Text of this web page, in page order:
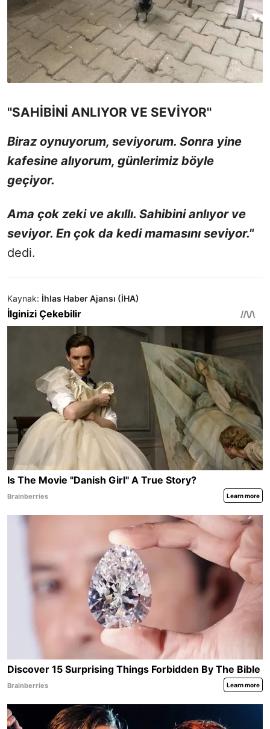
''SAHİBİNİ ANLIYOR VE SEVİYOR''
Biraz oynuyorum, seviyorum. Sonra yine
kafesine alıyorum, günlerimiz böyle
geçiyor.
Ama çok zeki ve akıllı. Sahibini anlıyor ve
seviyor. En çok da kedi mamasını seviyor."
dedi.
Kaynak: İhlas Haber Ajansı (İHA)